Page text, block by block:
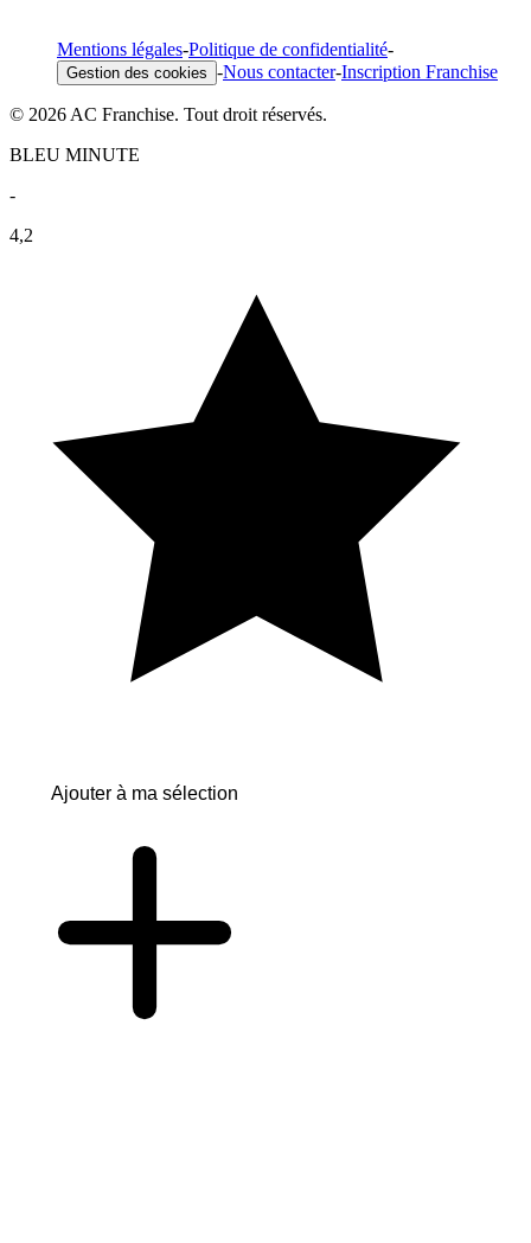
Mentions légales-Politique de confidentialité-
Gestion des cookies -Nous contacter-Inscription Franchise
© 2026 AC Franchise. Tout droit réservés.
BLEU MINUTE
-
4,2
Ajouter à ma sélection